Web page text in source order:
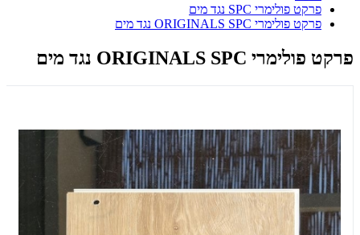
פרקט פולימרי SPC נגד מים
פרקט פולימרי ORIGINALS SPC נגד מים
פרקט פולימרי ORIGINALS SPC נגד מים